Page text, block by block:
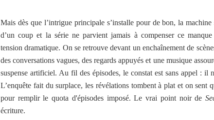
Mais dès que l’intrigue principale s’installe pour de bon, la
d’un coup et la série ne parvient jamais à compenser ce
tension dramatique. On se retrouve devant un enchaînement de
des conversations vagues, des regards appuyés et une musique
suspense artificiel. Au fil des épisodes, le constat est sans appel : il
L’enquête fait du surplace, les révélations tombent à plat et on sent
pour remplir le quota d'épisodes imposé. Le vrai point noir de
écriture.